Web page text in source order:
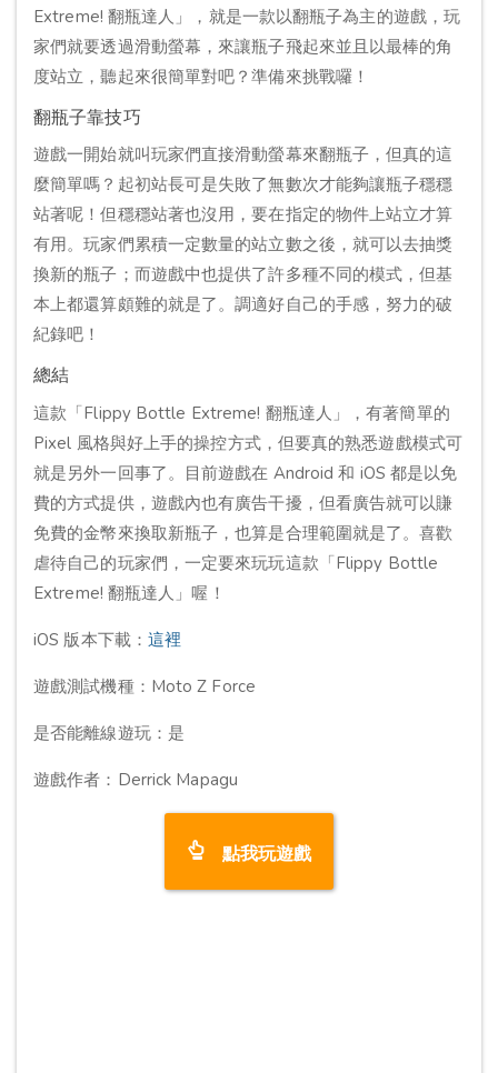
Extreme! 翻瓶達人」，就是一款以翻瓶子為主的遊戲，玩
家們就要透過滑動螢幕，來讓瓶子飛起來並且以最棒的角
度站立，聽起來很簡單對吧？準備來挑戰囉！
翻瓶子靠技巧
遊戲一開始就叫玩家們直接滑動螢幕來翻瓶子，但真的這
麼簡單嗎？起初站長可是失敗了無數次才能夠讓瓶子穩穩
站著呢！但穩穩站著也沒用，要在指定的物件上站立才算
有用。玩家們累積一定數量的站立數之後，就可以去抽獎
換新的瓶子；而遊戲中也提供了許多種不同的模式，但基
本上都還算頗難的就是了。調適好自己的手感，努力的破
紀錄吧！
總結
這款「Flippy Bottle Extreme! 翻瓶達人」，有著簡單的
Pixel 風格與好上手的操控方式，但要真的熟悉遊戲模式可
就是另外一回事了。目前遊戲在 Android 和 iOS 都是以免
費的方式提供，遊戲內也有廣告干擾，但看廣告就可以賺
免費的金幣來換取新瓶子，也算是合理範圍就是了。喜歡
虐待自己的玩家們，一定要來玩玩這款「Flippy Bottle
Extreme! 翻瓶達人」喔！
iOS 版本下載： 這裡
遊戲測試機種：Moto Z Force
是否能離線遊玩：是
遊戲作者：Derrick Mapagu
點我玩遊戲